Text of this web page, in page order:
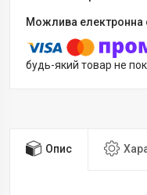
будь-який товар не
Опис